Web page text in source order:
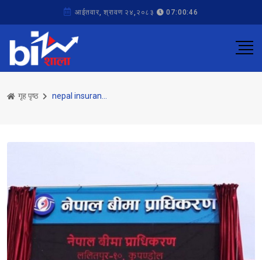
आईतवार, श्रावण २४,२०८३ 07:00:46
गृह पृष्ठ